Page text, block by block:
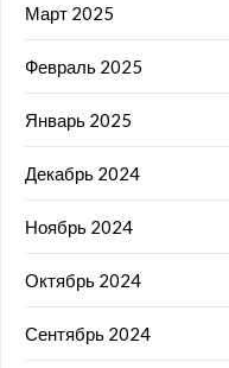
Март 2025
Февраль 2025
Январь 2025
Декабрь 2024
Ноябрь 2024
Октябрь 2024
Сентябрь 2024